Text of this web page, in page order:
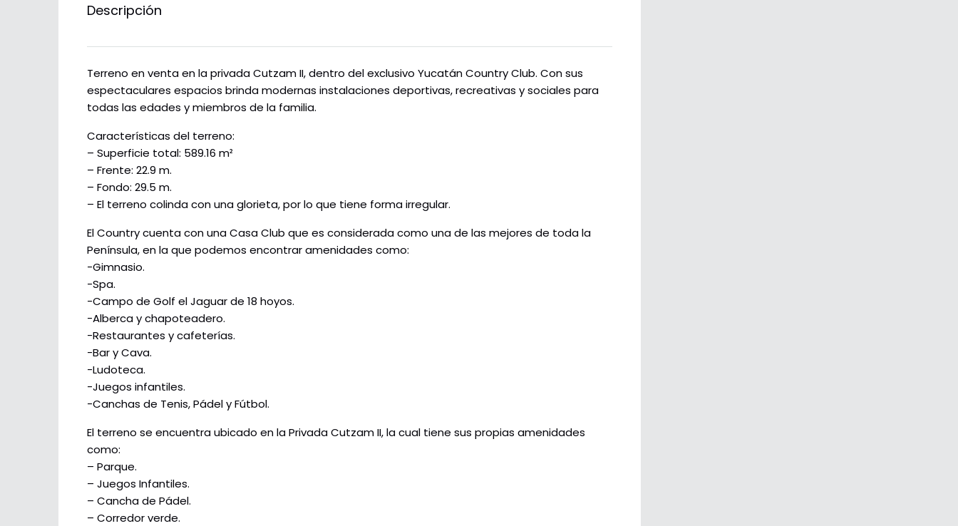
Descripción
Terreno en venta en la privada Cutzam II, dentro del exclusivo Yucatán Country Club. Con sus
espectaculares espacios brinda modernas instalaciones deportivas, recreativas y sociales para
todas las edades y miembros de la familia.
Características del terreno:
– Superficie total: 589.16 m²
– Frente: 22.9 m.
– Fondo: 29.5 m.
– El terreno colinda con una glorieta, por lo que tiene forma irregular.
El Country cuenta con una Casa Club que es considerada como una de las mejores de toda la
Península, en la que podemos encontrar amenidades como:
-Gimnasio.
-Spa.
-Campo de Golf el Jaguar de 18 hoyos.
-Alberca y chapoteadero.
-Restaurantes y cafeterías.
-Bar y Cava.
-Ludoteca.
-Juegos infantiles.
-Canchas de Tenis, Pádel y Fútbol.
El terreno se encuentra ubicado en la Privada Cutzam II, la cual tiene sus propias amenidades
como:
– Parque.
– Juegos Infantiles.
– Cancha de Pádel.
– Corredor verde.